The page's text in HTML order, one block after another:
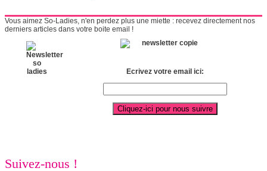
Vous aimez So-Ladies, n'en perdez plus une miette : recevez directement nos
derniers articles dans votre boite email !
Ecrivez votre email ici:
Suivez-nous !